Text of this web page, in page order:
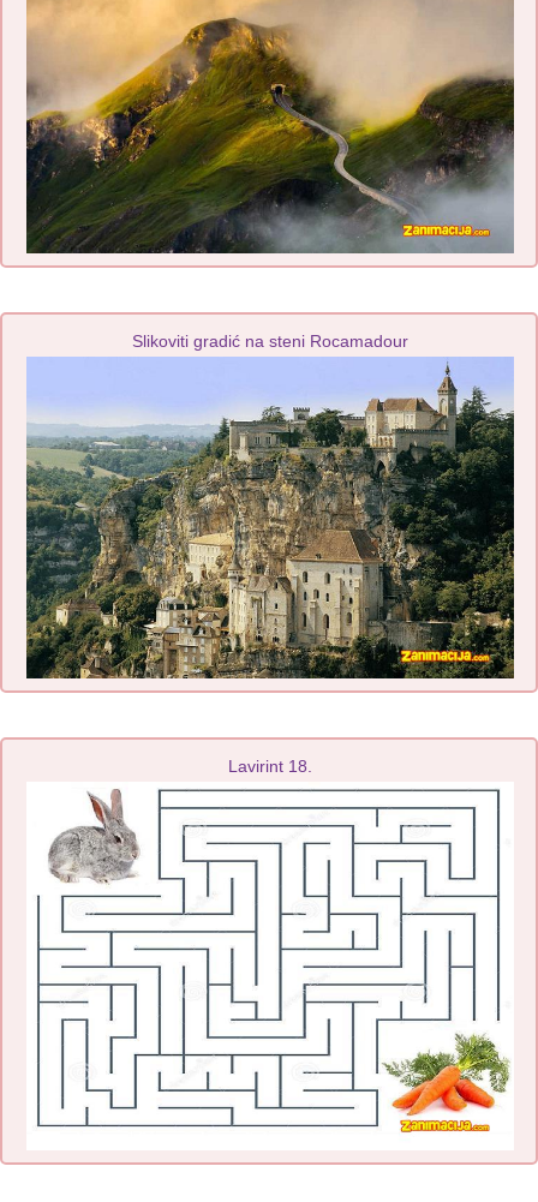
Slikoviti gradić na steni Rocamadour
Lavirint 18.